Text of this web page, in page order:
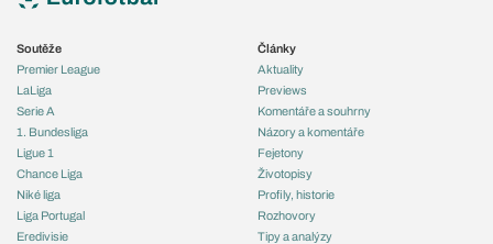
Soutěže
Premier League
LaLiga
Serie A
1. Bundesliga
Ligue 1
Chance Liga
Niké liga
Liga Portugal
Eredivisie
Články
Aktuality
Previews
Komentáře a souhrny
Názory a komentáře
Fejetony
Životopisy
Profily, historie
Rozhovory
Tipy a analýzy